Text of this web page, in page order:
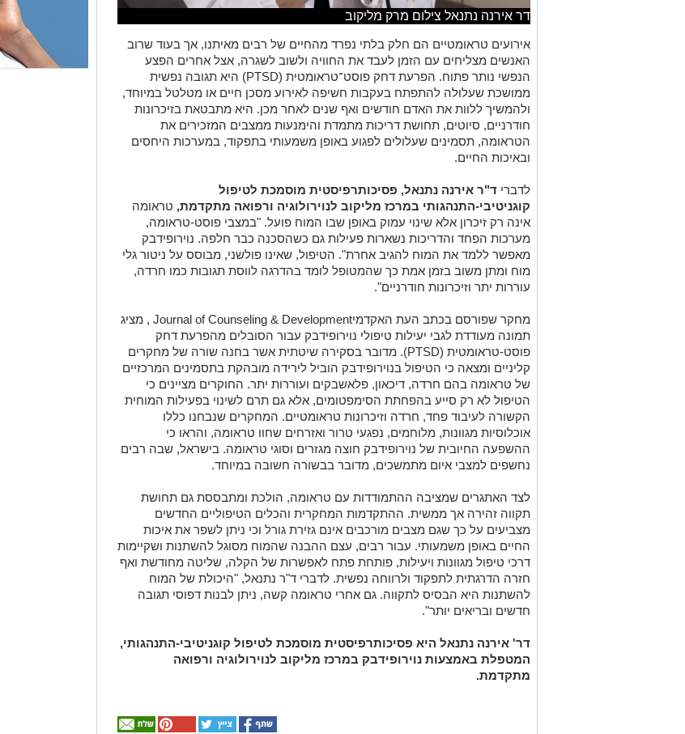
דר אירנה נתנאל צילום מרק מליקוב
אירועים טראומטיים הם חלק בלתי נפרד מהחיים של רבים מאיתנו, אך בעוד שרוב
האנשים מצליחים עם הזמן לעבד את החוויה ולשוב לשגרה, אצל אחרים הפצע
הנפשי נותר פתוח. הפרעת דחק פוסט־טראומטית (PTSD) היא תגובה נפשית
ממושכת שעלולה להתפתח בעקבות חשיפה לאירוע מסכן חיים או מטלטל במיוחד,
ולהמשיך ללוות את האדם חודשים ואף שנים לאחר מכן. היא מתבטאת בזיכרונות
חודרניים, סיוטים, תחושת דריכות מתמדת והימנעות ממצבים המזכירים את
הטראומה, תסמינים שעלולים לפגוע באופן משמעותי בתפקוד, במערכות היחסים
ובאיכות החיים.
לדברי ד"ר אירנה נתנאל, פסיכותרפיסטית מוסמכת לטיפול
קוגניטיבי-התנהגותי במרכז מליקוב לנוירולוגיה ורפואה מתקדמת, טראומה
אינה רק זיכרון אלא שינוי עמוק באופן שבו המוח פועל. "במצבי פוסט-טראומה,
מערכות הפחד והדריכות נשארות פעילות גם כשהסכנה כבר חלפה. נוירופידבק
מאפשר ללמד את המוח להגיב אחרת". הטיפול, שאינו פולשני, מבוסס על ניטור גלי
מוח ומתן משוב בזמן אמת כך שהמטופל לומד בהדרגה לווסת תגובות כמו חרדה,
עוררות יתר וזיכרונות חודרניים".
מחקר שפורסם בכתב העת האקדמיJournal of Counseling & Development , מציג
תמונה מעודדת לגבי יעילות טיפולי נוירופידבק עבור הסובלים מהפרעת דחק
פוסט-טראומטית (PTSD). מדובר בסקירה שיטתית אשר בחנה שורה של מחקרים
קליניים ומצאה כי הטיפול בנוירופידבק הוביל לירידה מובהקת בתסמינים המרכזיים
של טראומה בהם חרדה, דיכאון, פלאשבקים ועוררות יתר. החוקרים מציינים כי
הטיפול לא רק סייע בהפחתת הסימפטומים, אלא גם תרם לשינוי בפעילות המוחית
הקשורה לעיבוד פחד, חרדה וזיכרונות טראומטיים. המחקרים שנבחנו כללו
אוכלוסיות מגוונות, מלוחמים, נפגעי טרור ואזרחים שחוו טראומה, והראו כי
ההשפעה החיובית של נוירופידבק חוצה מגזרים וסוגי טראומה. בישראל, שבה רבים
נחשפים למצבי איום מתמשכים, מדובר בבשורה חשובה במיוחד.
לצד האתגרים שמציבה ההתמודדות עם טראומה, הולכת ומתבססת גם תחושת
תקווה זהירה אך ממשית. ההתקדמות המחקרית והכלים הטיפוליים החדשים
מצביעים על כך שגם מצבים מורכבים אינם גזירת גורל וכי ניתן לשפר את איכות
החיים באופן משמעותי. עבור רבים, עצם ההבנה שהמוח מסוגל להשתנות ושקיימות
דרכי טיפול מגוונות ויעילות, פותחת פתח לאפשרות של הקלה, שליטה מחודשת ואף
חזרה הדרגתית לתפקוד ולרווחה נפשית. לדברי ד"ר נתנאל, "היכולת של המוח
להשתנות היא הבסיס לתקווה. גם אחרי טראומה קשה, ניתן לבנות דפוסי תגובה
חדשים ובריאים יותר".
דר' אירנה נתנאל היא פסיכותרפיסטית מוסמכת לטיפול קוגניטיבי-התנהגותי,
המטפלת באמצעות נוירופידבק במרכז מליקוב לנוירולוגיה ורפואה
מתקדמת.